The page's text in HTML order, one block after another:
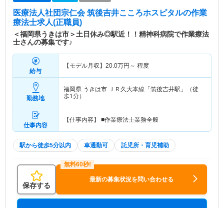
医療法人社団宗仁会 筑後吉井こころホスピタルの作業
療法士求人(正職員)
＜福岡県うきは市＞土日休み◎駅近！！精神科病院で作業療法
士さんの募集です♪
給与
【モデル月収】 20.0万円～ 程度
勤務地
福岡県 うきは市 ＪＲ久大本線「筑後吉井駅」（徒
歩1分）
仕事内容
【仕事内容】 ■作業療法士業務全般
駅から徒歩5分以内 車通勤可 託児所・育児補助
保存する
最新の募集状況を問い合わせる